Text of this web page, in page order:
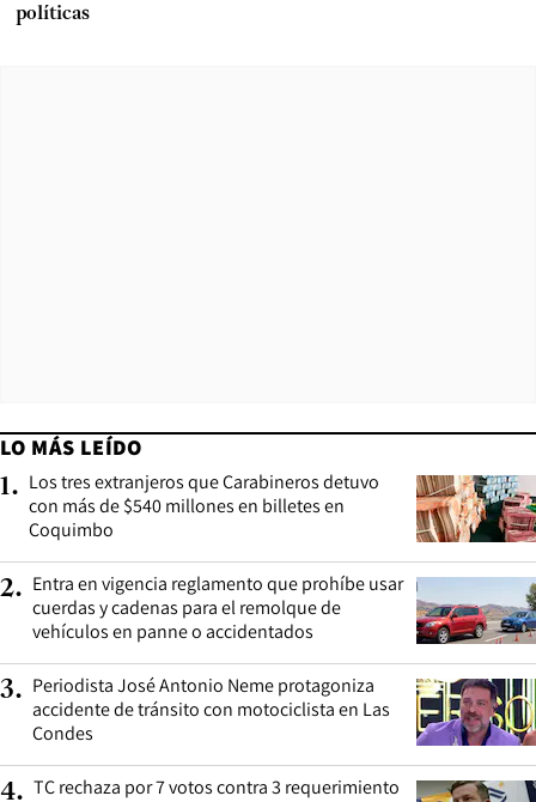
políticas
LO MÁS LEÍDO
1. Los tres extranjeros que Carabineros detuvo
con más de $540 millones en billetes en
Coquimbo
2. Entra en vigencia reglamento que prohíbe usar
cuerdas y cadenas para el remolque de
vehículos en panne o accidentados
3. Periodista José Antonio Neme protagoniza
accidente de tránsito con motociclista en Las
Condes
4. TC rechaza por 7 votos contra 3 requerimiento